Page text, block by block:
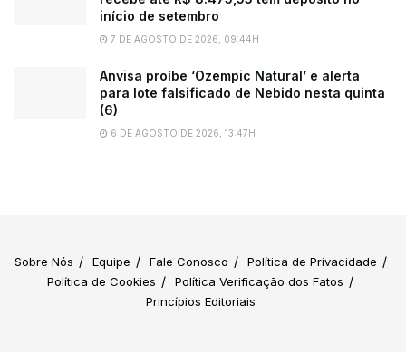
início de setembro
7 DE AGOSTO DE 2026, 09:44H
Anvisa proíbe ‘Ozempic Natural’ e alerta
para lote falsificado de Nebido nesta quinta
(6)
6 DE AGOSTO DE 2026, 13:47H
Sobre Nós Equipe Fale Conosco
Política de Privacidade
Política de Cookies
Política Verificação dos Fatos
Princípios Editoriais